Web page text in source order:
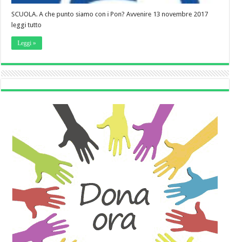
SCUOLA. A che punto siamo con i Pon? Avvenire 13 novembre 2017
leggi tutto
Leggi »